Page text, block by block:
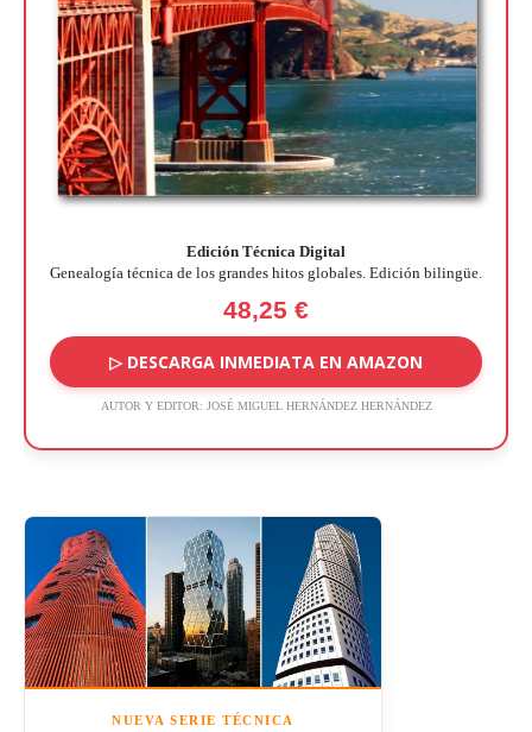
Edición Técnica Digital
Genealogía técnica de los grandes hitos globales. Edición bilingüe.
48,25 €
▷ DESCARGA INMEDIATA EN AMAZON
AUTOR Y EDITOR: JOSÉ MIGUEL HERNÁNDEZ HERNÁNDEZ
NUEVA SERIE TÉCNICA